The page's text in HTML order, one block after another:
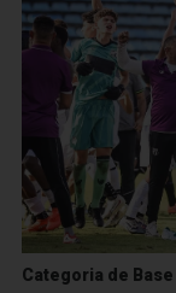
Categoria de Base